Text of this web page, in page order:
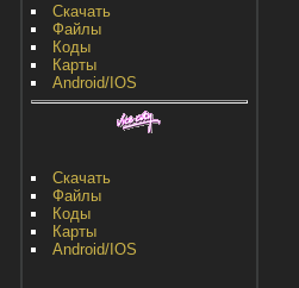
Скачать
Файлы
Коды
Карты
Android/IOS
Скачать
Файлы
Коды
Карты
Android/IOS